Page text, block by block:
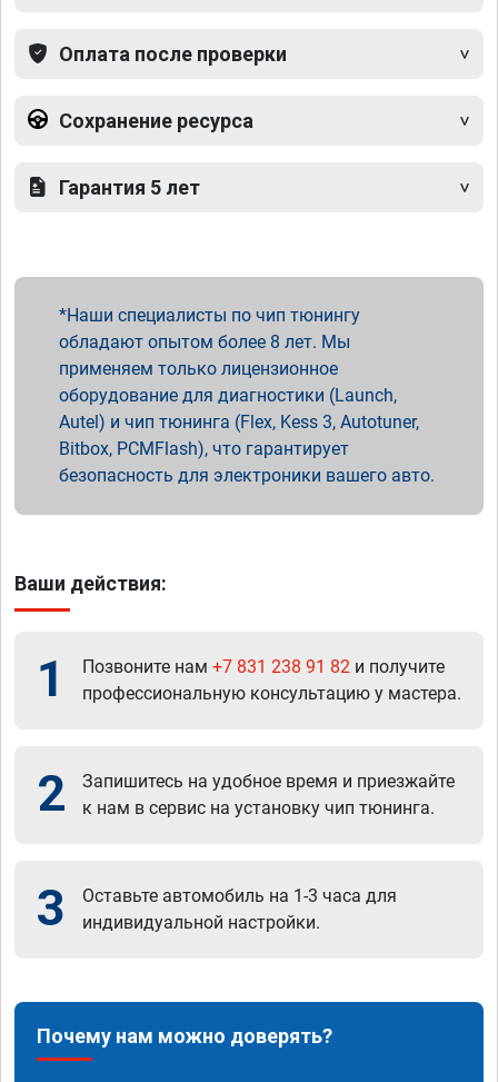
Оплата после проверки
Сохранение ресурса
Гарантия 5 лет
Наши специалисты по чип тюнингу
обладают опытом более 8 лет. Мы
применяем только лицензионное
оборудование для диагностики (Launch,
Autel) и чип тюнинга (Flex, Kess 3, Autotuner,
Bitbox, PCMFlash), что гарантирует
безопасность для электроники вашего авто.
Ваши действия:
1 Позвоните нам +7 831 238 91 82 и получите
профессиональную консультацию у мастера.
2
Запишитесь на удобное время и приезжайте
к нам в сервис на установку чип тюнинга.
3
Оставьте автомобиль на 1-3 часа для
индивидуальной настройки.
Почему нам можно доверять?